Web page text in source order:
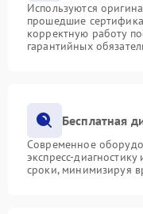
Используются
прошедшие
корректную работу
гарантийных
Бесплатная
Современное
экспресс-
сроки, минимизируя